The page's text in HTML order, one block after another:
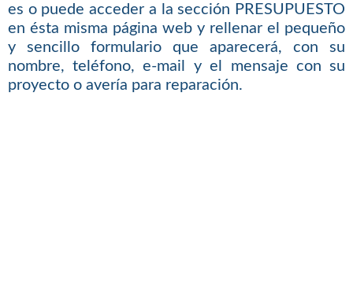
es o puede acceder a la sección PRESUPUESTO
en ésta misma página web y rellenar el pequeño
y sencillo formulario que aparecerá, con su
nombre, teléfono, e-mail y el mensaje con su
proyecto o avería para reparación.